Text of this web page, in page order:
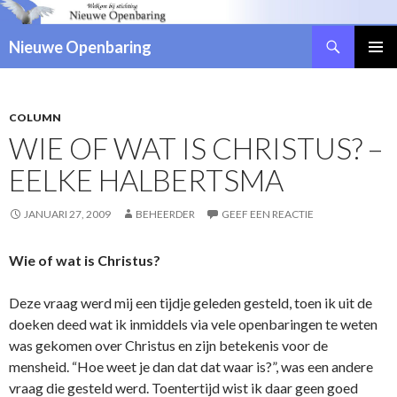
Nieuwe Openbaring
SPRINGEN
COLUMN
WIE OF WAT IS CHRISTUS? –
EELKE HALBERTSMA
JANUARI 27, 2009 BEHEERDER GEEF EEN REACTIE
Wie of wat is Christus?
Deze vraag werd mij een tijdje geleden gesteld, toen ik uit de
doeken deed wat ik inmiddels via vele openbaringen te weten
was gekomen over Christus en zijn betekenis voor de
mensheid. “Hoe weet je dan dat dat waar is?”, was een andere
vraag die gesteld werd. Toentertijd wist ik daar geen goed